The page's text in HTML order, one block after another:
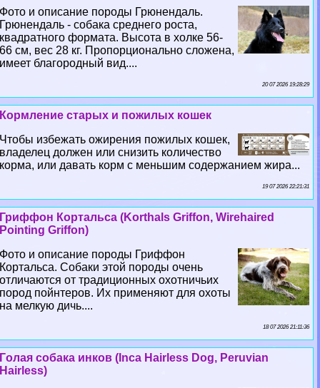
Фото и описание породы Грюнендаль.
Грюнендаль - собака среднего роста,
квадратного формата. Высота в холке 56-
66 см, вес 28 кг. Пропорционально сложена,
имеет благородный вид....
20 07 2026 19:28:29
Кормление старых и пожилых кошек
Чтобы избежать ожирения пожилых кошек,
владелец должен или снизить количество
корма, или давать корм с меньшим содержанием жира...
19 07 2026 22:21:31
Гриффон Кортальса (Korthals Griffon, Wirehaired
Pointing Griffon)
Фото и описание породы Гриффон
Кортальса. Собаки этой породы очень
отличаются от традиционных охотничьих
пород пойнтеров. Их применяют для охоты
на мелкую дичь....
18 07 2026 21:11:36
Гoлая собака инков (Inca Hairless Dog, Peruvian
Hairless)